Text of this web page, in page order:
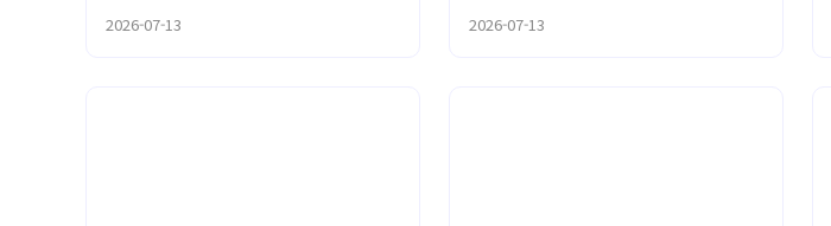
2026-07-13 2026-07-13